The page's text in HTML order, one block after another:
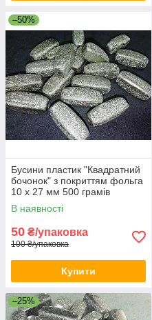
–50%
Бусини пластик "Квадратний
бочонок" з покриттям фольга
10 х 27 мм 500 грамів
В наявності
50 ₴/упаковка
100 ₴/упаковка
Купити
–25%